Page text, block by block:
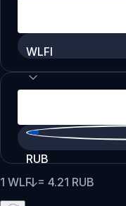
WLFI
RUB
1 WLFI= 4.21 RUB